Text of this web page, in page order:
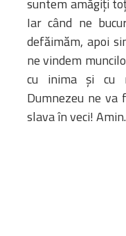
Iar când ne
defăimăm, apoi
ne vindem
cu inima şi cu
Dumnezeu ne va
slava în veci! Amin.